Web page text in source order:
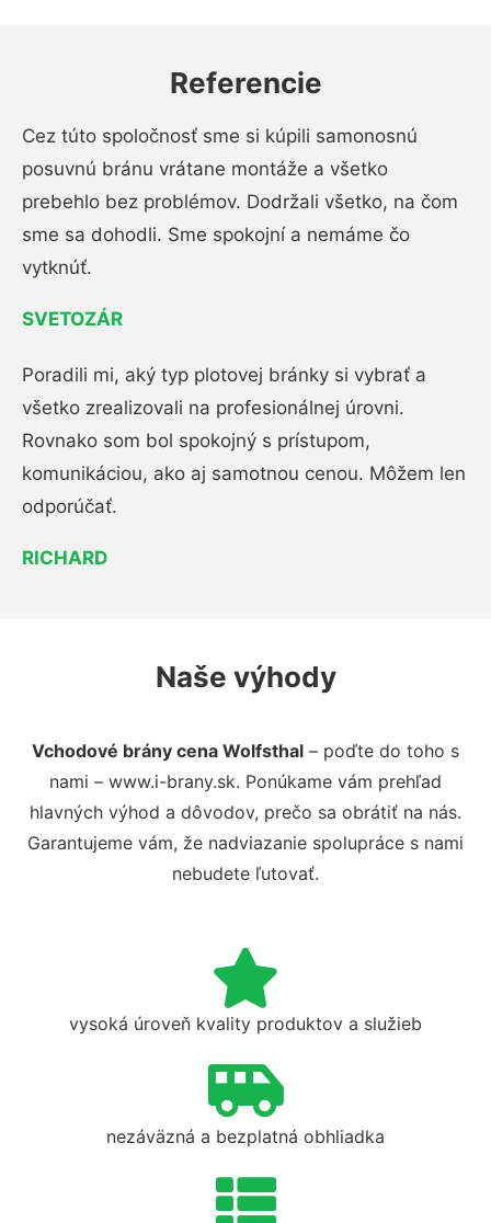
Referencie
Cez túto spoločnosť sme si kúpili samonosnú
posuvnú bránu vrátane montáže a všetko
prebehlo bez problémov. Dodržali všetko, na čom
sme sa dohodli. Sme spokojní a nemáme čo
vytknúť.
SVETOZÁR
Poradili mi, aký typ plotovej bránky si vybrať a
všetko zrealizovali na profesionálnej úrovni.
Rovnako som bol spokojný s prístupom,
komunikáciou, ako aj samotnou cenou. Môžem len
odporúčať.
RICHARD
Naše výhody
Vchodové brány cena Wolfsthal – poďte do toho s
nami – www.i-brany.sk. Ponúkame vám prehľad
hlavných výhod a dôvodov, prečo sa obrátiť na nás.
Garantujeme vám, že nadviazanie spolupráce s nami
nebudete ľutovať.
vysoká úroveň kvality produktov a služieb
nezáväzná a bezplatná obhliadka